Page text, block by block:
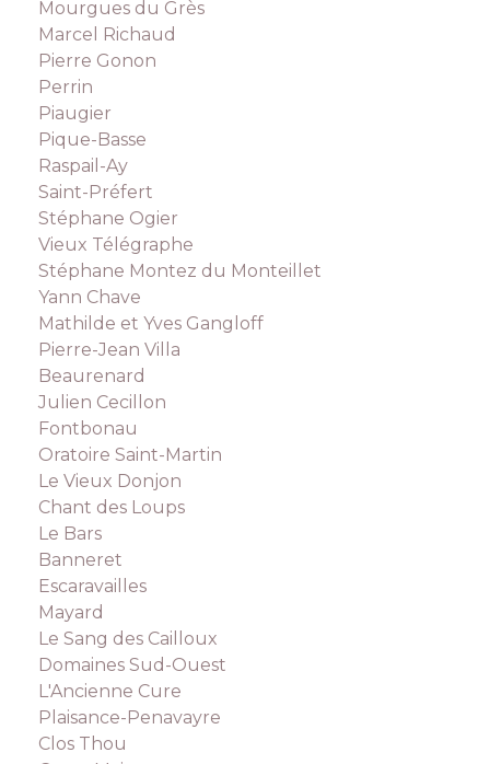
Mourgues du Grès
Marcel Richaud
Pierre Gonon
Perrin
Piaugier
Pique-Basse
Raspail-Ay
Saint-Préfert
Stéphane Ogier
Vieux Télégraphe
Stéphane Montez du Monteillet
Yann Chave
Mathilde et Yves Gangloff
Pierre-Jean Villa
Beaurenard
Julien Cecillon
Fontbonau
Oratoire Saint-Martin
Le Vieux Donjon
Chant des Loups
Le Bars
Banneret
Escaravailles
Mayard
Le Sang des Cailloux
Domaines Sud-Ouest
L'Ancienne Cure
Plaisance-Penavayre
Clos Thou